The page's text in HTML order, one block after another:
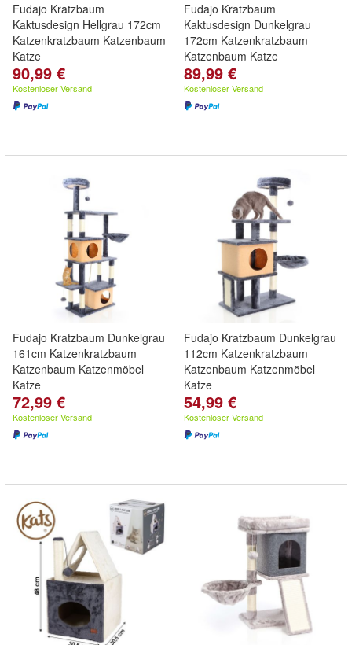
Fudajo Kratzbaum
Kaktusdesign Hellgrau 172cm
Katzenkratzbaum Katzenbaum
Katze
90,99 €
Kostenloser Versand
Fudajo Kratzbaum
Kaktusdesign Dunkelgrau
172cm Katzenkratzbaum
Katzenbaum Katze
89,99 €
Kostenloser Versand
Fudajo Kratzbaum Dunkelgrau
161cm Katzenkratzbaum
Katzenbaum Katzenmöbel
Katze
72,99 €
Kostenloser Versand
Fudajo Kratzbaum Dunkelgrau
112cm Katzenkratzbaum
Katzenbaum Katzenmöbel
Katze
54,99 €
Kostenloser Versand